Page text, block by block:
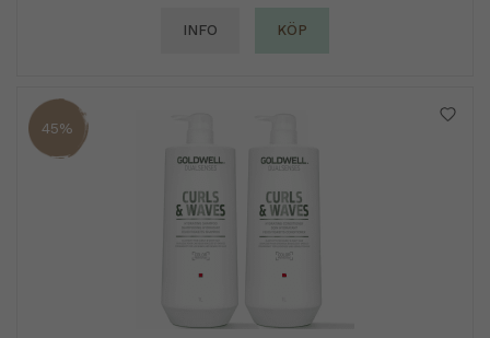
INFO KÖP
45%